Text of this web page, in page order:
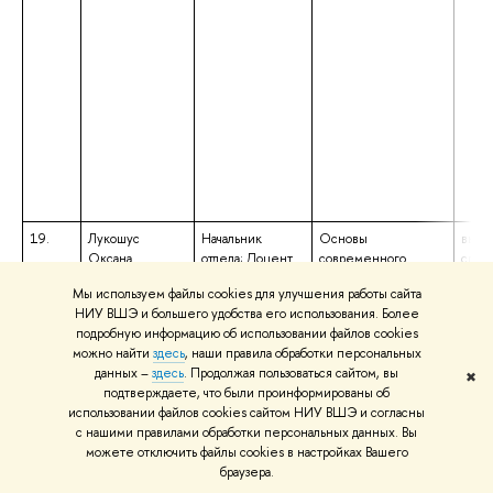
Мы используем файлы cookies для улучшения работы сайта
НИУ ВШЭ и большего удобства его использования. Более
подробную информацию об использовании файлов cookies
можно найти здесь, наши правила обработки персональных
данных –здесь. Продолжая пользоваться сайтом, вы
подтверждаете, что были проинформированы об
использовании файлов cookies сайтом НИУ ВШЭ и согласны
с нашими правилами обработки персональных данных. Вы
можете отключить файлы cookies в настройках Вашего
браузера.
✖
19.
Лукошус
Оксана
Начальник
отдела; Доцент
Основы
современного